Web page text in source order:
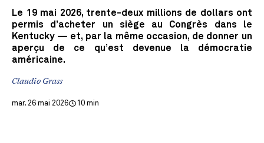
Le 19 mai 2026, trente-deux millions de dollars ont
permis d’acheter un siège au Congrès dans le
Kentucky — et, par la même occasion, de donner un
aperçu de ce qu’est devenue la démocratie
américaine.
Claudio Grass
mar. 26 mai 2026 10 min